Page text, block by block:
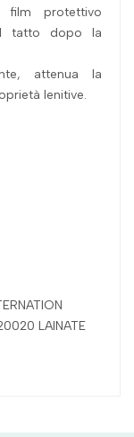
protettivo
tatto dopo la
attenua la
lenitive.
LAINATE